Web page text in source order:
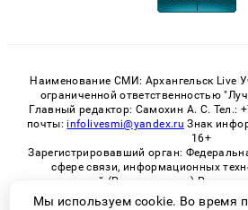
Наименование СМИ: Архангельск Live
ограниченной ответственностью
Главный редактор: Самохин А. С. Тел.:
почты: infolivesmi@yandex.ru Знак
16+
Зарегистрировавший орган:
сфере связи, информационных
коммуникаций (Роскомнадзор)
№ ФС 77 - 82533 от
Мы используем cookie. Во время